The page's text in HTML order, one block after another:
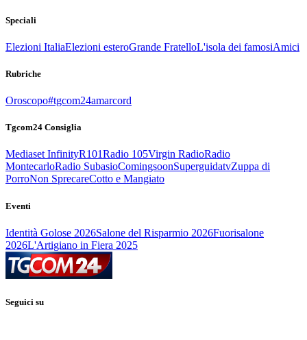
Speciali
Elezioni ItaliaElezioni esteroGrande FratelloL'isola dei famosiAmici
Rubriche
Oroscopo#tgcom24amarcord
Tgcom24 Consiglia
Mediaset InfinityR101Radio 105Virgin RadioRadio
MontecarloRadio SubasioComingsoonSuperguidatvZuppa di
PorroNon SprecareCotto e Mangiato
Eventi
Identità Golose 2026Salone del Risparmio 2026Fuorisalone
2026L'Artigiano in Fiera 2025
Seguici su